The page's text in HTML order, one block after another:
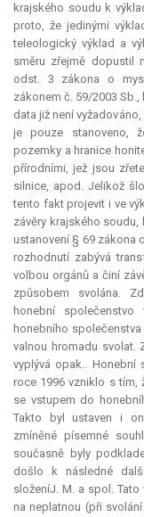
krajského soudu k
proto, že jedinými
teleologický výklad a
směru zřejmě dopustil
odst. 3 zákona o
zákonem č. 59/2003
data již není
je pouze stanoveno,
pozemky a hranice
přírodními, jež jsou
silnice, apod. Jelikož
tento fakt projevit i ve
závěry krajského
ustanovení § 69 zákona
rozhodnutí zabývá
volbou orgánů a činí
způsobem svolána.
honební
honebního
valnou hromadu svolat.
vyplývá opak..
roce 1996 vzniklo s tím,
se vstupem do
Takto byl ustaven i
zmíněné písemné
současně byly
došlo k následné
složeníJ. M. a spol.
na neplatnou (při